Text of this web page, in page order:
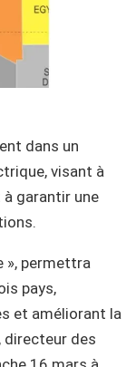
dans un
visant à
garantir une
», permettra
pays,
et améliorant la
directeur des